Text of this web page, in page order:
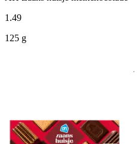
1 .49
125 g